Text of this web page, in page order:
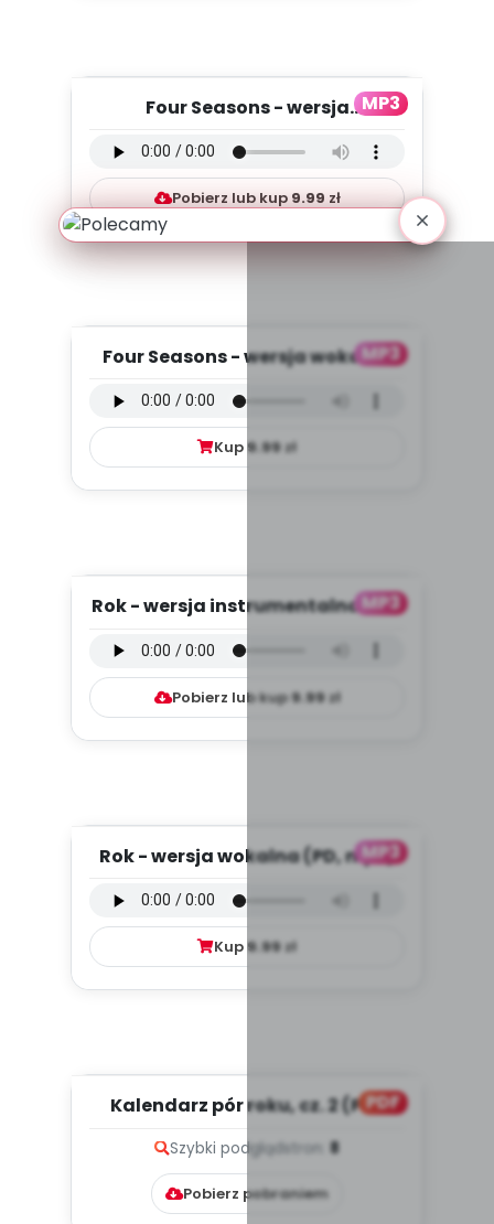
MP3
Four Seasons - wersja
Pobierz lub kup9.99zł
MP3
Four Seasons - wersja wokalna
Kup 9.99 zł
MP3
Rok - wersja instrumentalna (PD,
Pobierz lub kup9.99zł
MP3
Rok - wersja wokalna (PD, mp3)
Kup 9.99 zł
PDF
Kalendarz pór roku, cz. 2 (PD)
Szybki podglądstron: 8
Pobierz pobraniem